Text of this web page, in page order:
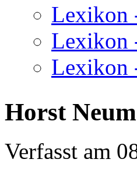
Lexikon
Lexikon
Lexikon
Horst
Verfasst am